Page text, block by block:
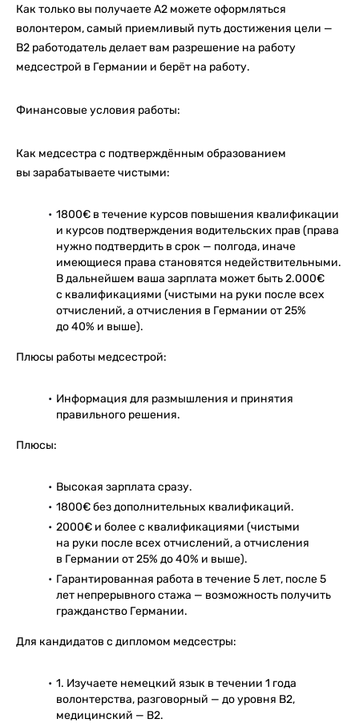
Как только вы получаете А2 можете оформляться
волонтером, самый приемливый путь достижения цели —
В2 работодатель делает вам разрешение на работу
медсестрой в Германии и берёт на работу.
Финансовые условия работы:
Как медсестра с подтверждённым образованием
вы зарабатываете чистыми:
1800€ в течение курсов повышения квалификации
и курсов подтверждения водительских прав (права
нужно подтвердить в срок — полгода, иначе
имеющиеся права становятся недействительными.
В дальнейшем ваша зарплата может быть 2.000€
с квалификациями (чистыми на руки после всех
отчислений, а отчисления в Германии от 25%
до 40% и выше).
Плюсы работы медсестрой:
Информация для размышления и принятия
правильного решения.
Плюсы:
Высокая зарплата сразу.
1800€ без дополнительных квалификаций.
2000€ и более с квалификациями (чистыми
на руки после всех отчислений, а отчисления
в Германии от 25% до 40% и выше).
Гарантированная работа в течение 5 лет, после 5
лет непрерывного стажа — возможность получить
гражданство Германии.
Для кандидатов с дипломом медсестры:
1. Изучаете немецкий язык в течении 1 года
волонтерства, разговорный — до уровня В2,
медицинский — B2.